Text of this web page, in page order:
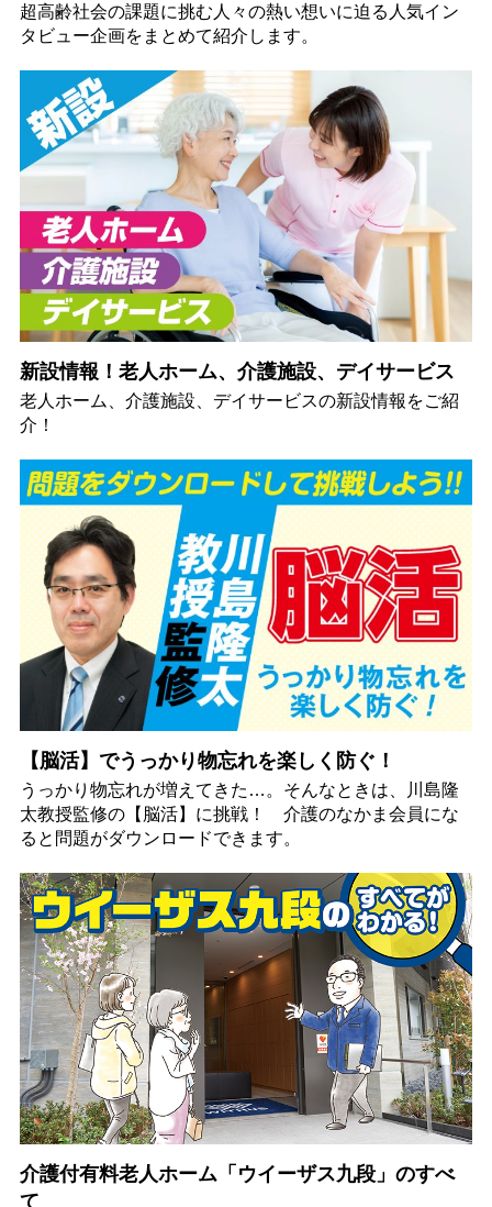
超高齢社会の課題に挑む人々の熱い想いに迫る人気イン
タビュー企画をまとめて紹介します。
新設情報！老人ホーム、介護施設、デイサービス
老人ホーム、介護施設、デイサービスの新設情報をご紹
介！
【脳活】でうっかり物忘れを楽しく防ぐ！
うっかり物忘れが増えてきた…。そんなときは、川島隆
太教授監修の【脳活】に挑戦！ 介護のなかま会員にな
ると問題がダウンロードできます。
介護付有料老人ホーム「ウイーザス九段」のすべ
て